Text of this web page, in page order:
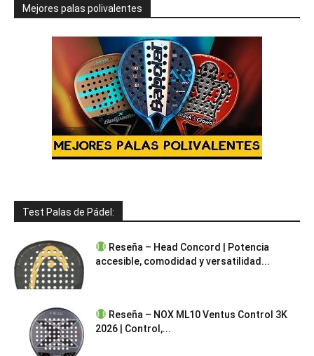
Mejores palas polivalentes
Test Palas de Pádel:
Reseña – Head Concord | Potencia
accesible, comodidad y versatilidad...
Reseña – NOX ML10 Ventus Control 3K
2026 | Control,...